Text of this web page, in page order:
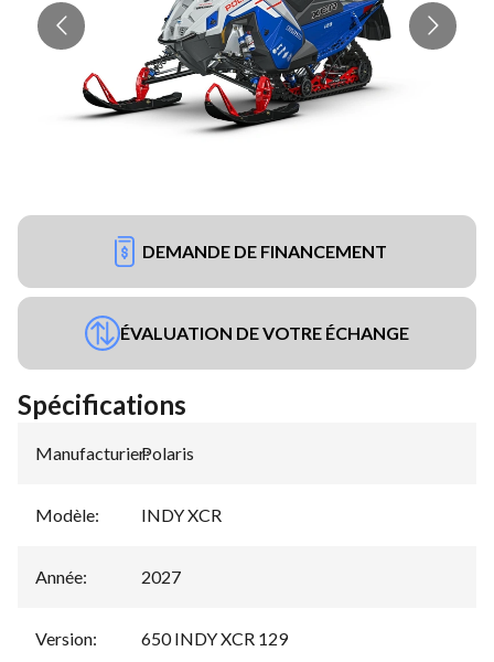
DEMANDE DE FINANCEMENT
ÉVALUATION DE VOTRE ÉCHANGE
Spécifications
Manufacturier:
Polaris
Modèle: INDY XCR
Année: 2027
Version: 650 INDY XCR 129